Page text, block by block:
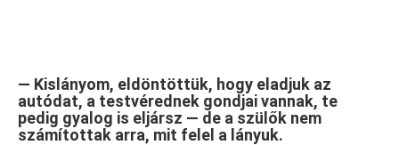
— Kislányom, eldöntöttük, hogy eladjuk az
autódat, a testvérednek gondjai vannak, te
pedig gyalog is eljársz — de a szülők nem
számítottak arra, mit felel a lányuk.